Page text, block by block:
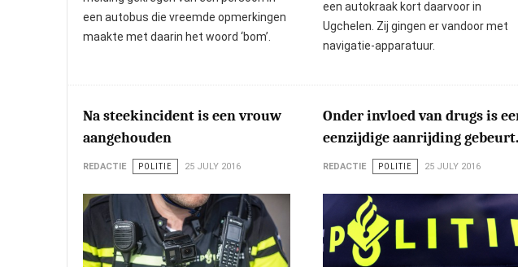
een autobus die vreemde opmerkingen
maakte met daarin het woord ‘bom’.
een autokraak kort daarvoor in
Ugchelen. Zij gingen er vandoor met
navigatie-apparatuur.
Na steekincident is een vrouw
aangehouden
REDACTIE POLITIE 25 JULY 2016
Onder invloed van drugs is
eenzijdige aanrijding gebeurt.
REDACTIE POLITIE 25 JULY 2016